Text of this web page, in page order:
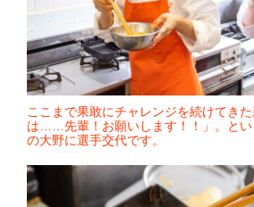
ここまで果敢にチャレンジを続けてき
は……先輩！お願いします！！」。とい
の大野に選手交代です。